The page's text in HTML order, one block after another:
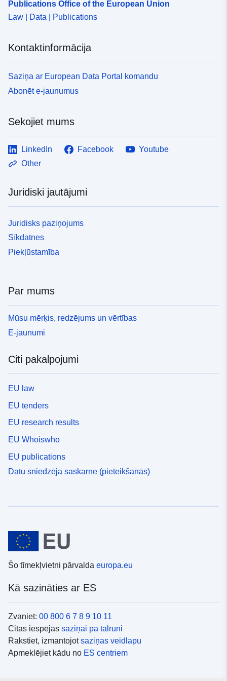
Publications Office of the European Union
Law | Data | Publications
Kontaktinformācija
Saziņa ar European Data Portal komandu
Abonēt e-jaunumus
Sekojiet mums
LinkedIn Facebook
Youtube
Other
Juridiski jautājumi
Juridisks paziņojums
Sīkdatnes
Piekļūstamība
Par mums
Mūsu mērķis, redzējums un vērtības
E-jaunumi
Citi pakalpojumi
EU law
EU tenders
EU research results
EU Whoiswho
EU publications
Datu sniedzēja saskarne (pieteikšanās)
Šo tīmekļvietni pārvalda europa.eu
Kā sazināties ar ES
Zvaniet: 00 800 6 7 8 9 10 11
Citas iespējas saziņai pa tālruni
Rakstiet, izmantojotsaziņas veidlapu
Apmeklējiet kādu no ES centriem